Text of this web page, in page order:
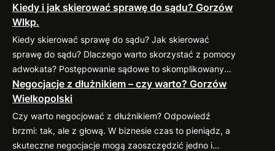
sprawdzonymi praktykami, które pomogą
zminimalizować ryzyko takich sytuacji. 1. Weryfikacja
kontrahenta przed nawiązaniem współpracy Zanim
podpiszesz umowę, dokładnie sprawdź potencjalnego
kontrahenta. Możesz zweryfikować jego wiarygodność
finansową w dostępnych bazach gospodarczych (np.
KRD, BIG) oraz poprosić o…
Kiedy i jak skierować sprawę do sądu? Gorzów
Wlkp.
Kiedy skierować sprawę do sądu? Jak skierować
sprawę do sądu? Dlaczego warto skorzystać z pomocy
adwokata? Postępowanie sądowe to skomplikowany
proces, który wymaga znajomości przepisów oraz
procedur. Profesjonalny pełnomocnik: Jeśli
zastanawiasz się nad skierowaniem swojej sprawy do
sądu, zapraszam do kontaktu
883 593 553. Chętnie
pomogę w ocenie sytuacji, przygotowaniu pozwu i
Negocjacje z dłużnikiem – czy warto? Gorzów
Wielkopolski
Czy warto negocjować z dłużnikiem? Odpowiedź
brzmi: tak, ale z głową. W biznesie czas to pieniądz, a
skuteczne negocjacje mogą zaoszczędzić jedno i